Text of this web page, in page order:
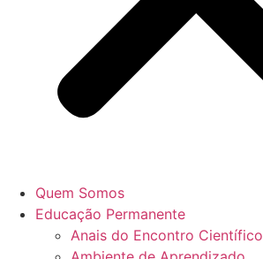
Quem Somos
Educação Permanente
Anais do Encontro Científico